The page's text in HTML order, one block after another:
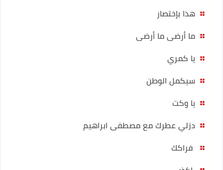
هذا بإختصار
ما أرضى ما أرضى
يا كمري
سيكمل الوطن
يا وكت
دزلي عطرك مع مصطفى ابراهيم
فراكك